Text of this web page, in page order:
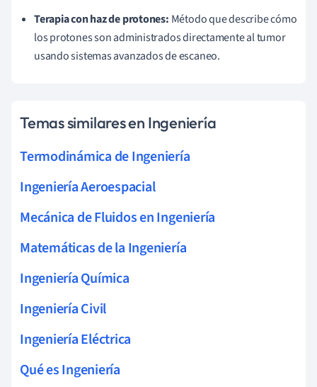
Terapia con haz de protones: Método que describe cómo
los protones son administrados directamente al tumor
usando sistemas avanzados de escaneo.
Temas similares en Ingeniería
Termodinámica de Ingeniería
Ingeniería Aeroespacial
Mecánica de Fluidos en Ingeniería
Matemáticas de la Ingeniería
Ingeniería Química
Ingeniería Civil
Ingeniería Eléctrica
Qué es Ingeniería